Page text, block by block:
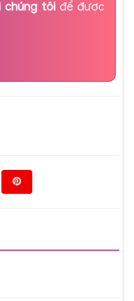
chúng tôiđể được